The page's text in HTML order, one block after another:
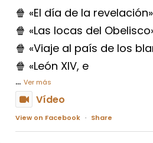
🍿 «El día de la revelación»
🍿 «Las locas del
🍿 «Viaje al país de los
🍿 «León XIV, e
... Ver más
Vídeo
View on Facebook · Share